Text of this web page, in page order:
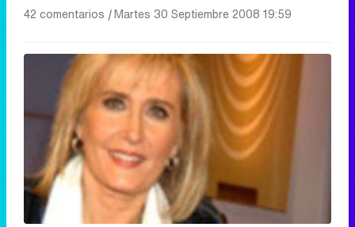
42 comentarios |Martes 30 Septiembre 2008 19:59